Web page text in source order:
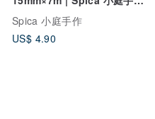
(SM63)
Spica 小庭手作
US$ 4.90